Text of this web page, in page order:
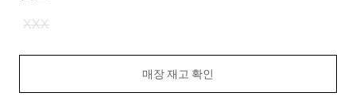
XXX
매장 재고 확인